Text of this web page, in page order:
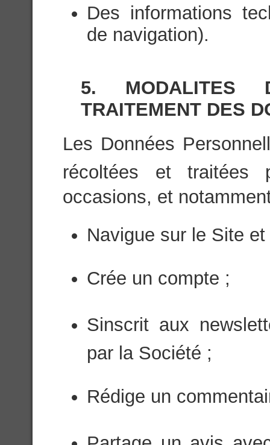
Des informations
de navigation).
5. MODALITES
TRAITEMENT DES
Les Données
récoltées et traitées
occasions, et
Navigue sur le Site
Crée un compte ;
Sinscrit aux
par la Société ;
Rédige un